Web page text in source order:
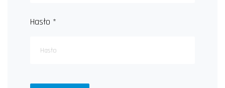
Hasło *